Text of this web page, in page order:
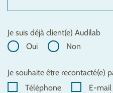
Je suis déjà client(e) Audilab
Oui
Non
Je souhaite être recontacté(e)
Téléphone
E-mail